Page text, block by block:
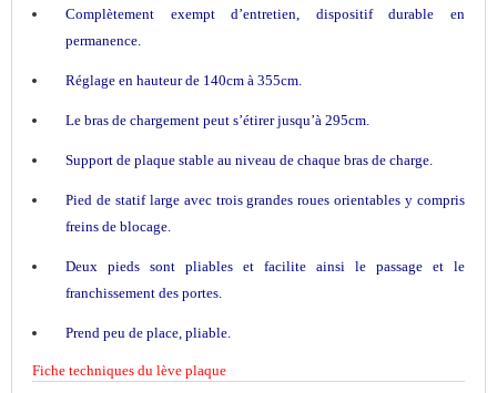
Complètement exempt d’entretien, dispositif durable en
permanence.
Réglage en hauteur de 140cm à 355cm.
Le bras de chargement peut s’étirer jusqu’à 295cm.
Support de plaque stable au niveau de chaque bras de charge.
Pied de statif large avec trois grandes roues orientables y compris
freins de blocage.
Deux pieds sont pliables et facilite ainsi le passage et le
franchissement des portes.
Prend peu de place, pliable.
Fiche techniques du lève plaque